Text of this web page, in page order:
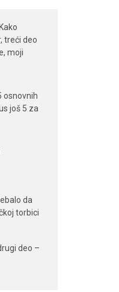
treći deo
moji
osnovnih
još 5 za
da
torbici
deo –